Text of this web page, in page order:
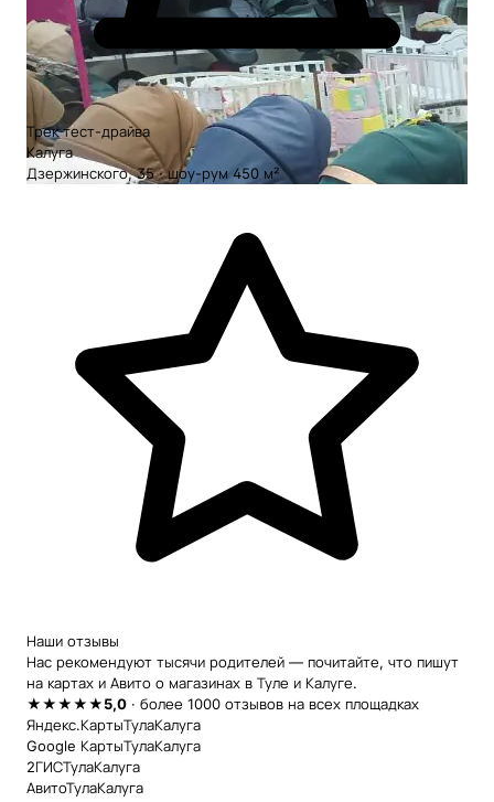
Трек тест-драйва
Калуга
Дзержинского, 35 · шоу-рум 450 м²
Наши отзывы
Нас рекомендуют тысячи родителей — почитайте, что пишут
на картах и Авито о магазинах в Туле и Калуге.
★★★★★5,0 · более 1000 отзывов на всех площадках
Яндекс.КартыТулаКалуга
Google КартыТулаКалуга
2ГИСТулаКалуга
АвитоТулаКалуга